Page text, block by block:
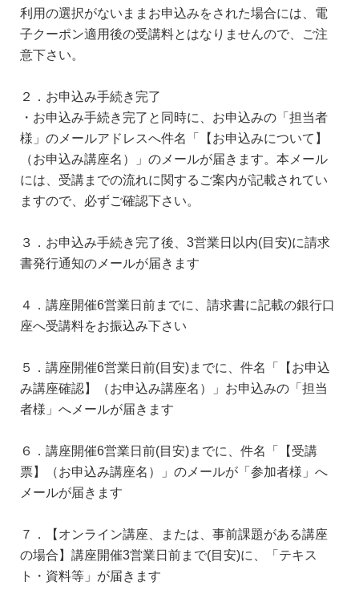
利用の選択がないままお申込みをされた場合には、電
子クーポン適用後の受講料とはなりませんので、ご注
意下さい。
２．お申込み手続き完了
・お申込み手続き完了と同時に、お申込みの「担当者
様」のメールアドレスへ件名「【お申込みについて】
（お申込み講座名）」のメールが届きます。本メール
には、受講までの流れに関するご案内が記載されてい
ますので、必ずご確認下さい。
３．お申込み手続き完了後、3営業日以内(目安)に請求
書発行通知のメールが届きます
４．講座開催6営業日前までに、請求書に記載の銀行口
座へ受講料をお振込み下さい
５．講座開催6営業日前(目安)までに、件名「【お申込
み講座確認】（お申込み講座名）」お申込みの「担当
者様」へメールが届きます
６．講座開催6営業日前(目安)までに、件名「【受講
票】（お申込み講座名）」のメールが「参加者様」へ
メールが届きます
７．【オンライン講座、または、事前課題がある講座
の場合】講座開催3営業日前まで(目安)に、「テキス
ト・資料等」が届きます